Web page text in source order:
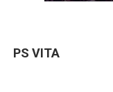
PS VITA